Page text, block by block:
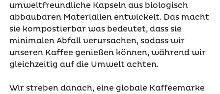
umweltfreundliche Kapseln aus biologisch
abbaubaren Materialien entwickelt. Das macht
sie kompostierbar was bedeutet, dass sie
minimalen Abfall verursachen, sodass wir
unseren Kaffee genießen können, während wir
gleichzeitig auf die Umwelt achten.
Wir streben danach, eine globale Kaffeemarke